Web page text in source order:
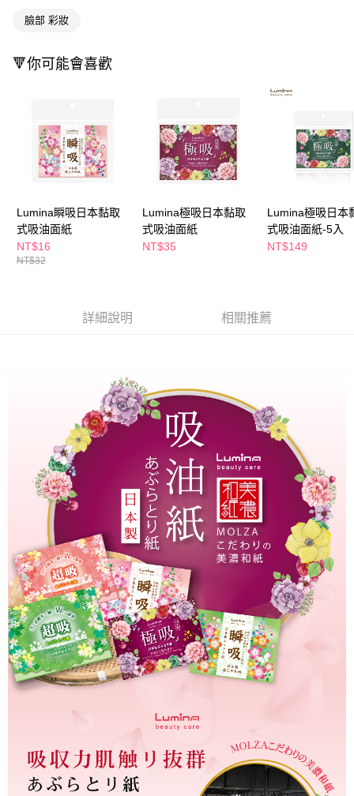
【「AFTEE先享後付」結帳流程】
２．訂單成立數日內，您將收到繳費通知簡訊。
後付繳納相關費用。
※ 交易是否成功請以「AFTEE先享後付 」之結帳頁面顯示為準，若有關於
是否繳費成功／繳費後需取消欲退款等相關疑問，請聯繫「AFTEE先享後付
客戶支援中心」https://netprotections.freshdesk.com/support/home
【注意事項】
１．透過由恩沛科技股份有限公司提供之「AFTEE先享後付」服務完成之交
易，需依本服務之必要範圍內提供個人資料，並將交易相關給付款項請求債
權轉讓予恩沛科技股份有限公司。
２．關於個人資料處理事宜，請瀏覽以下網址：
５．嚴禁一人註冊多個帳號或使用他人資訊註冊。若發現惡意使用之情形，
恩沛科技股份有限公司將有權停止該用戶之使用額度並採取法律行動。
每筆NT$65，滿NT$390(含以上)免運費
每筆NT$65，滿NT$390(含以上)免運費
付款後萊爾富取貨
每筆NT$65，滿NT$490(含以上)免運費
每筆NT$65，滿NT$490(含以上)免運費
付款後7-11取貨
每筆NT$100，滿NT$790(含以上)免運費
臉部 彩妝
🔻你可能會喜歡
Lumina瞬吸日本黏取
式吸油面紙
NT$16
NT$32
Lumina極吸日本黏取
式吸油面紙
NT$35
Lumina極吸日本
式吸油面紙-5入
NT$149
詳細說明 相關推薦